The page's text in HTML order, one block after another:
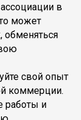
в
может
обменяться
свой опыт
коммерции.
работы и